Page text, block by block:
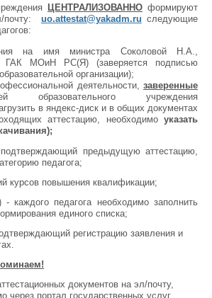
ЦЕНТРАЛИЗОВАННО формируют
почту: uo.attestat@yakadm.ru следующие
на имя министра Соколовой Н.А.,
ГАК МОиН РС(Я) (заверяется подписью
организации);
деятельности, заверенные
образовательного учреждения
в яндекс-диск и в общих документах
аттестацию, необходимо указать
предыдущую аттестацию,
педагога;
курсов повышения квалификации;
каждого педагога необходимо заполнить
единого списка;
регистрацию заявления и
документов на эл/почту,
через портал государственных услуг